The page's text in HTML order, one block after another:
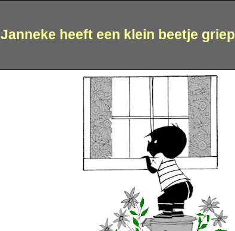
Janneke heeft een klein beetje griep